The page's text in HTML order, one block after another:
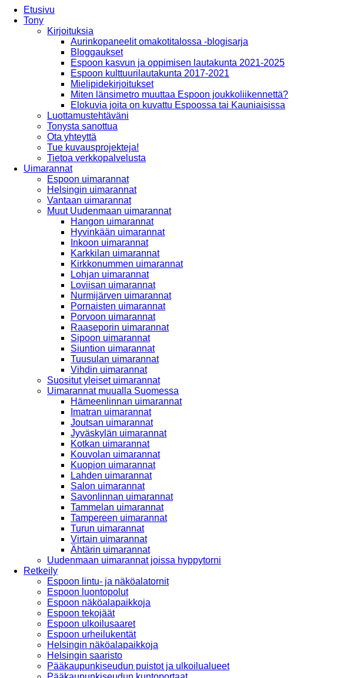
Etusivu
Tony
Kirjoituksia
Aurinkopaneelit omakotitalossa -blogisarja
Bloggaukset
Espoon kasvun ja oppimisen lautakunta 2021-2025
Espoon kulttuurilautakunta 2017-2021
Mielipidekirjoitukset
Miten länsimetro muuttaa Espoon joukkoliikennettä?
Elokuvia joita on kuvattu Espoossa tai Kauniaisissa
Luottamustehtäväni
Tonysta sanottua
Ota yhteyttä
Tue kuvausprojekteja!
Tietoa verkkopalvelusta
Uimarannat
Espoon uimarannat
Helsingin uimarannat
Vantaan uimarannat
Muut Uudenmaan uimarannat
Hangon uimarannat
Hyvinkään uimarannat
Inkoon uimarannat
Karkkilan uimarannat
Kirkkonummen uimarannat
Lohjan uimarannat
Loviisan uimarannat
Nurmijärven uimarannat
Pornaisten uimarannat
Porvoon uimarannat
Raaseporin uimarannat
Sipoon uimarannat
Siuntion uimarannat
Tuusulan uimarannat
Vihdin uimarannat
Suositut yleiset uimarannat
Uimarannat muualla Suomessa
Hämeenlinnan uimarannat
Imatran uimarannat
Joutsan uimarannat
Jyväskylän uimarannat
Kotkan uimarannat
Kouvolan uimarannat
Kuopion uimarannat
Lahden uimarannat
Salon uimarannat
Savonlinnan uimarannat
Tammelan uimarannat
Tampereen uimarannat
Turun uimarannat
Virtain uimarannat
Ähtärin uimarannat
Uudenmaan uimarannat joissa hyppytorni
Retkeily
Espoon lintu- ja näköalatornit
Espoon luontopolut
Espoon näköalapaikkoja
Espoon tekojäät
Espoon ulkoilusaaret
Espoon urheilukentät
Helsingin näköalapaikkoja
Helsingin saaristo
Pääkaupunkiseudun puistot ja ulkoilualueet